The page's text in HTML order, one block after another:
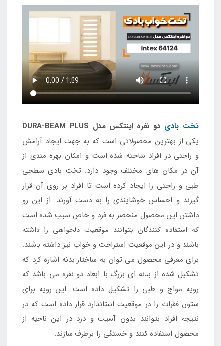
تخت بادی دو نفره اینتکس مدل DURA-BEAM PLUS
یکی از بهترین محصولاتی است که به جهت ایجاد آرامش
و راحتی در افراد ساخته شده است و امکان بهره مندی از
آن در مکان های مختلف وجود دارد. تخت بادی سطحی
طبی و راحتی را ایجاد کرده است تا افراد بر روی آن قرار
گیرند و احساس خوشایندی را به دست آورند. از این رو
داشتن این محصول منحصر به فرد و خاص سبب شده است
که استفاده کنندگان بتوانند موقعیت دلخواهی را داشته
باشند و در این موقعیت استراحت و خواب نیز داشته باشند.
برای معرفی محصول می توان به ساختار بدنه اشاره کرد که
تشکیل شده از بدنه ای بزرگ با ابعاد دو نفره می باشد که
رویه مواج و طبی را تشکیل داده است. این رویه برای
ستون فقرات را در موقعیت استاندارد قرار داده است که در
نتیجه افراد بتوانند بدون آسیب و درد در این ناحیه از
محصول استفاده کنند و خستگی را برطرف سازند.